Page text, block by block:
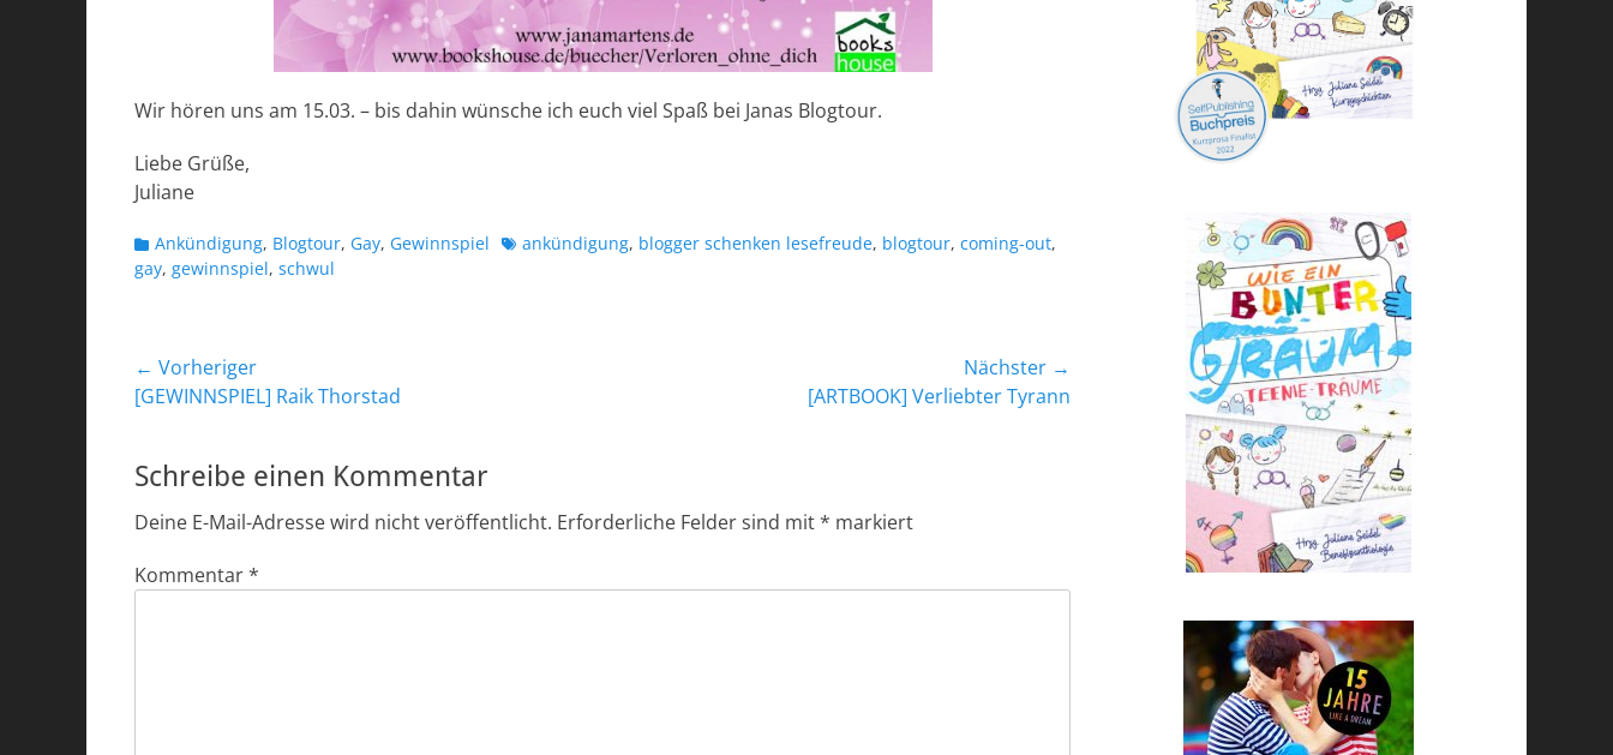
Wir hören uns am 15.03. – bis dahin wünsche ich euch viel Spaß bei Janas Blogtour.
Liebe Grüße,
Juliane
Kategorien
Ankündigung, Blogtour, Gay, Gewinnspiel Schlagworte
ankündigung, blogger schenken lesefreude, blogtour, coming-out,
gay, gewinnspiel, schwul
Beitragsnavigation
← Vorheriger
Vorheriger
[GEWINNSPIEL] Raik Thorstad
Nächster →
[ARTBOOK] Verliebter Tyrann
Schreibe einen Kommentar
Deine E-Mail-Adresse wird nicht veröffentlicht. Erforderliche Felder sind mit* markiert
Kommentar*